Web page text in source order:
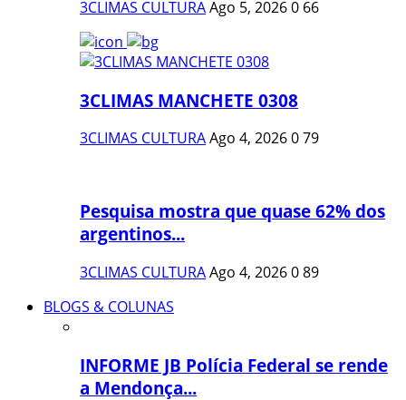
3CLIMAS CULTURAAgo 5, 20260 66
3CLIMAS MANCHETE 0308
3CLIMAS CULTURAAgo 4, 2026079
Pesquisa mostra que quase 62% dos
argentinos...
3CLIMAS CULTURAAgo 4, 2026089
BLOGS & COLUNAS
INFORME JB Polícia Federal se rende
a Mendonça...